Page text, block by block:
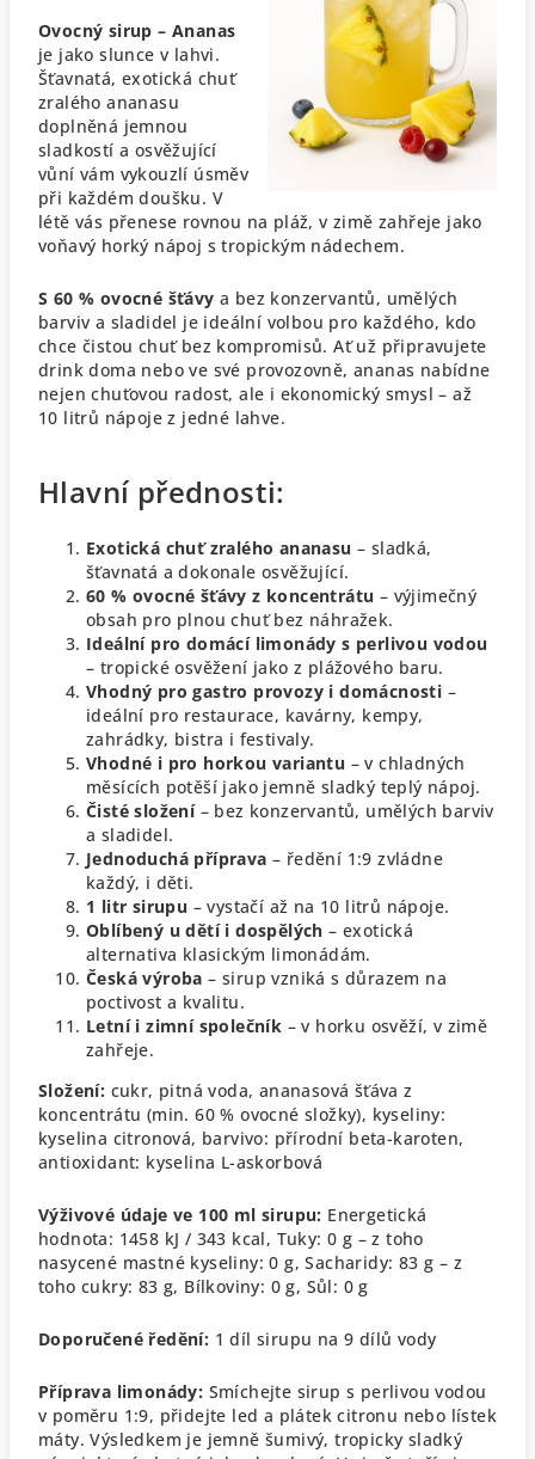
Ovocný sirup – Ananas
je jako slunce v lahvi.
Šťavnatá, exotická chuť
zralého ananasu
doplněná jemnou
sladkostí a osvěžující
vůní vám vykouzlí úsměv
při každém doušku. V
létě vás přenese rovnou na pláž, v zimě zahřeje jako
voňavý horký nápoj s tropickým nádechem.
S 60 % ovocné šťávy a bez konzervantů, umělých
barviv a sladidel je ideální volbou pro každého, kdo
chce čistou chuť bez kompromisů. Ať už připravujete
drink doma nebo ve své provozovně, ananas nabídne
nejen chuťovou radost, ale i ekonomický smysl – až
10 litrů nápoje z jedné lahve.
Hlavní přednosti:
Exotická chuť zralého ananasu – sladká,
šťavnatá a dokonale osvěžující.
60 % ovocné šťávy z koncentrátu – výjimečný
obsah pro plnou chuť bez náhražek.
Ideální pro domácí limonády s perlivou vodou
– tropické osvěžení jako z plážového baru.
Vhodný pro gastro provozy i domácnosti –
ideální pro restaurace, kavárny, kempy,
zahrádky, bistra i festivaly.
Vhodné i pro horkou variantu – v chladných
měsících potěší jako jemně sladký teplý nápoj.
Čisté složení– bez konzervantů, umělých barviv
a sladidel.
Jednoduchá příprava – ředění 1:9 zvládne
každý, i děti.
1 litr sirupu – vystačí až na 10 litrů nápoje.
Oblíbený u dětí i dospělých – exotická
alternativa klasickým limonádám.
Česká výroba – sirup vzniká s důrazem na
poctivost a kvalitu.
Letní i zimní společník – v horku osvěží, v zimě
zahřeje.
Složení: cukr, pitná voda, ananasová šťáva z
koncentrátu (min. 60 % ovocné složky), kyseliny:
kyselina citronová, barvivo: přírodní beta-karoten,
antioxidant: kyselina L-askorbová
Výživové údaje ve 100 ml sirupu: Energetická
hodnota: 1458 kJ / 343 kcal, Tuky: 0 g – z toho
nasycené mastné kyseliny: 0 g,Sacharidy: 83 g – z
toho cukry: 83 g, Bílkoviny: 0 g, Sůl: 0 g
Doporučené ředění: 1 díl sirupu na 9 dílů vody
Příprava limonády: Smíchejte sirup s perlivou vodou
v poměru 1:9, přidejte led a plátek citronu nebo lístek
máty. Výsledkem je jemně šumivý, tropicky sladký